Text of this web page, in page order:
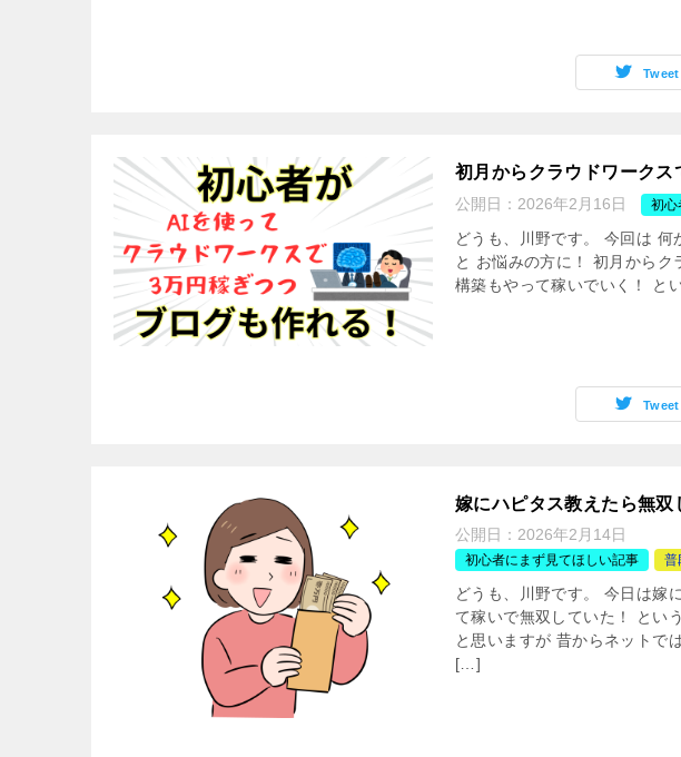
Tweet
初月からクラウドワーク
公開日： 2026年2月16日 初心
どうも、川野です。 今回は
と お悩みの方に！ 初月から
構築もやって稼いでいく！ と
Tweet
嫁にハピタス教えたら無双
公開日： 2026年2月14日
初心者にまず見てほしい記事 普
どうも、川野です。 今日は嫁
て稼いで無双していた！ とい
と思いますが 昔からネットで
[…]